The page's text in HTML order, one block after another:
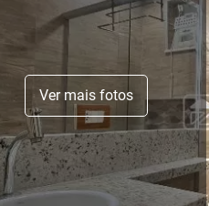
Ver mais fotos